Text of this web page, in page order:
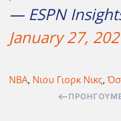
— ESPN
January 27,
ΝΒΑ, Νιου Γιορκ Νικς,